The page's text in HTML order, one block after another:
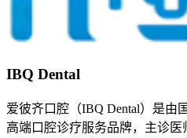
IBQ Dental
爱彼齐口腔（IBQ Dental）是由
高端口腔诊疗服务品牌，主诊